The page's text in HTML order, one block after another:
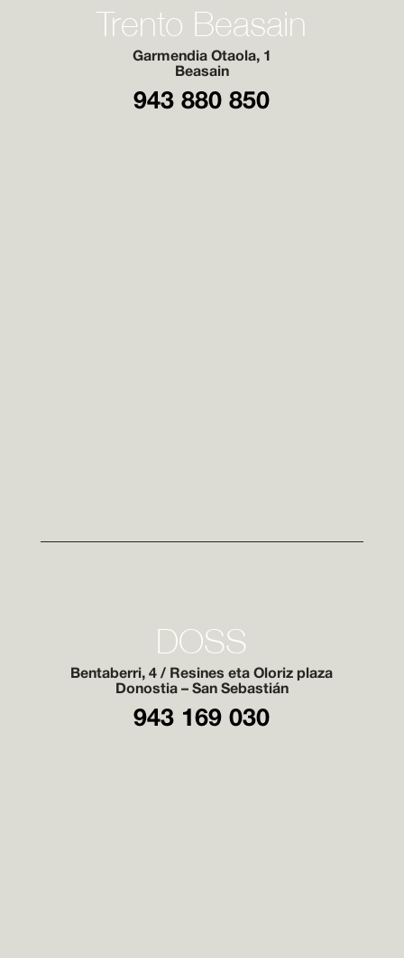
Trento Beasain
Garmendia Otaola, 1
Beasain
943 880 850
DOSS
Bentaberri, 4 / Resines eta Oloriz plaza
Donostia – San Sebastián
943 169 030